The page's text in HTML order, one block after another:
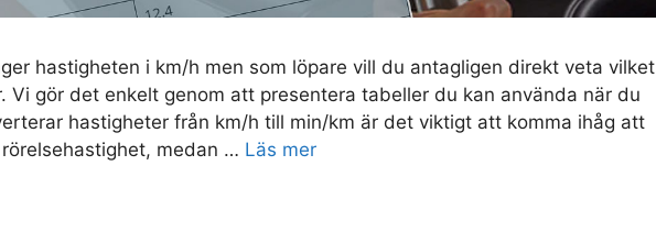
hastigheten i km/h men som löpare vill du antagligen direkt veta vilket
Vi gör det enkelt genom att presentera tabeller du kan använda när du
hastigheter från km/h till min/km är det viktigt att komma ihåg att
medan … Läs mer